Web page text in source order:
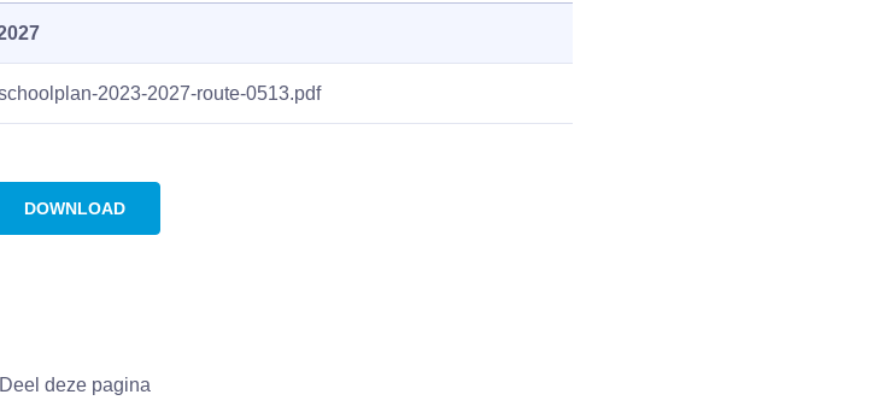
2023-2027-route-0513.pdf
DOWNLOAD
Deel deze pagina